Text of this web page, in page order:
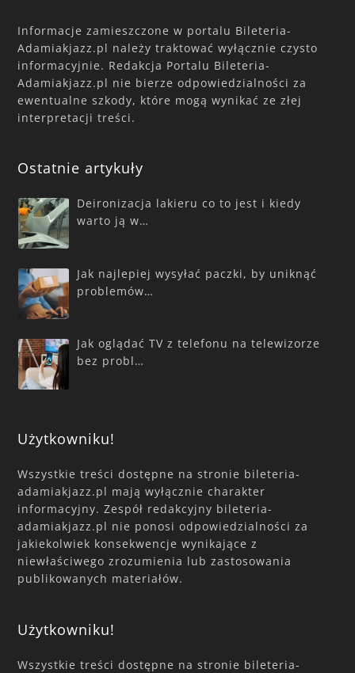
Informacje zamieszczone w portalu Bileteria-
Adamiakjazz.pl należy traktować wyłącznie czysto
informacyjnie. Redakcja Portalu Bileteria-
Adamiakjazz.pl nie bierze odpowiedzialności za
ewentualne szkody, które mogą wynikać ze złej
interpretacji treści.
Ostatnie artykuły
Deironizacja lakieru co to jest i kiedy
warto ją w…
Jak najlepiej wysyłać paczki, by uniknąć
problemów…
Jak oglądać TV z telefonu na telewizorze
bez probl…
Użytkowniku!
Wszystkie treści dostępne na stronie bileteria-
adamiakjazz.pl mają wyłącznie charakter
informacyjny. Zespół redakcyjny bileteria-
adamiakjazz.pl nie ponosi odpowiedzialności za
jakiekolwiek konsekwencje wynikające z
niewłaściwego zrozumienia lub zastosowania
publikowanych materiałów.
Użytkowniku!
Wszystkie treści dostępne na stronie bileteria-